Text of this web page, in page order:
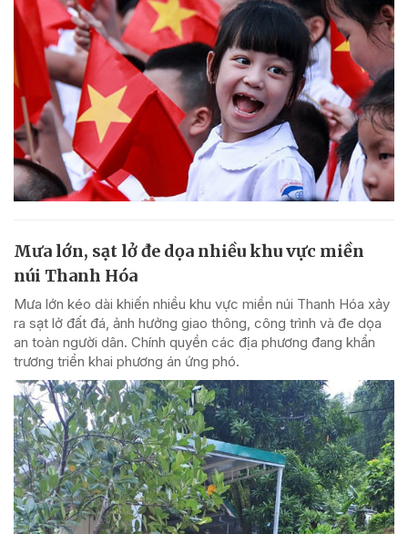
Mưa lớn, sạt lở đe dọa nhiều khu vực miền
núi Thanh Hóa
Mưa lớn kéo dài khiến nhiều khu vực miền núi Thanh Hóa xảy
ra sạt lở đất đá, ảnh hưởng giao thông, công trình và đe dọa
an toàn người dân. Chính quyền các địa phương đang khẩn
trương triển khai phương án ứng phó.